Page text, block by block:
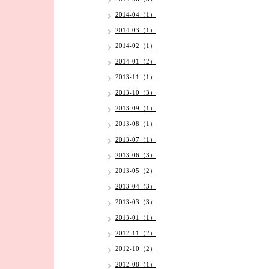
2014-04（1）
2014-03（1）
2014-02（1）
2014-01（2）
2013-11（1）
2013-10（3）
2013-09（1）
2013-08（1）
2013-07（1）
2013-06（3）
2013-05（2）
2013-04（3）
2013-03（3）
2013-01（1）
2012-11（2）
2012-10（2）
2012-08（1）